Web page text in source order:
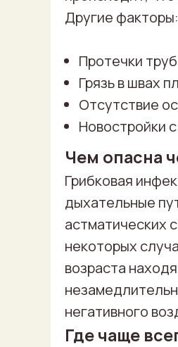
Другие факторы:
Протечки
Грязь в швах
Отсутствие
Новостройки
Чем опасна
Грибковая
дыхательные
астматических
некоторых
возраста
негативного
Где чаще